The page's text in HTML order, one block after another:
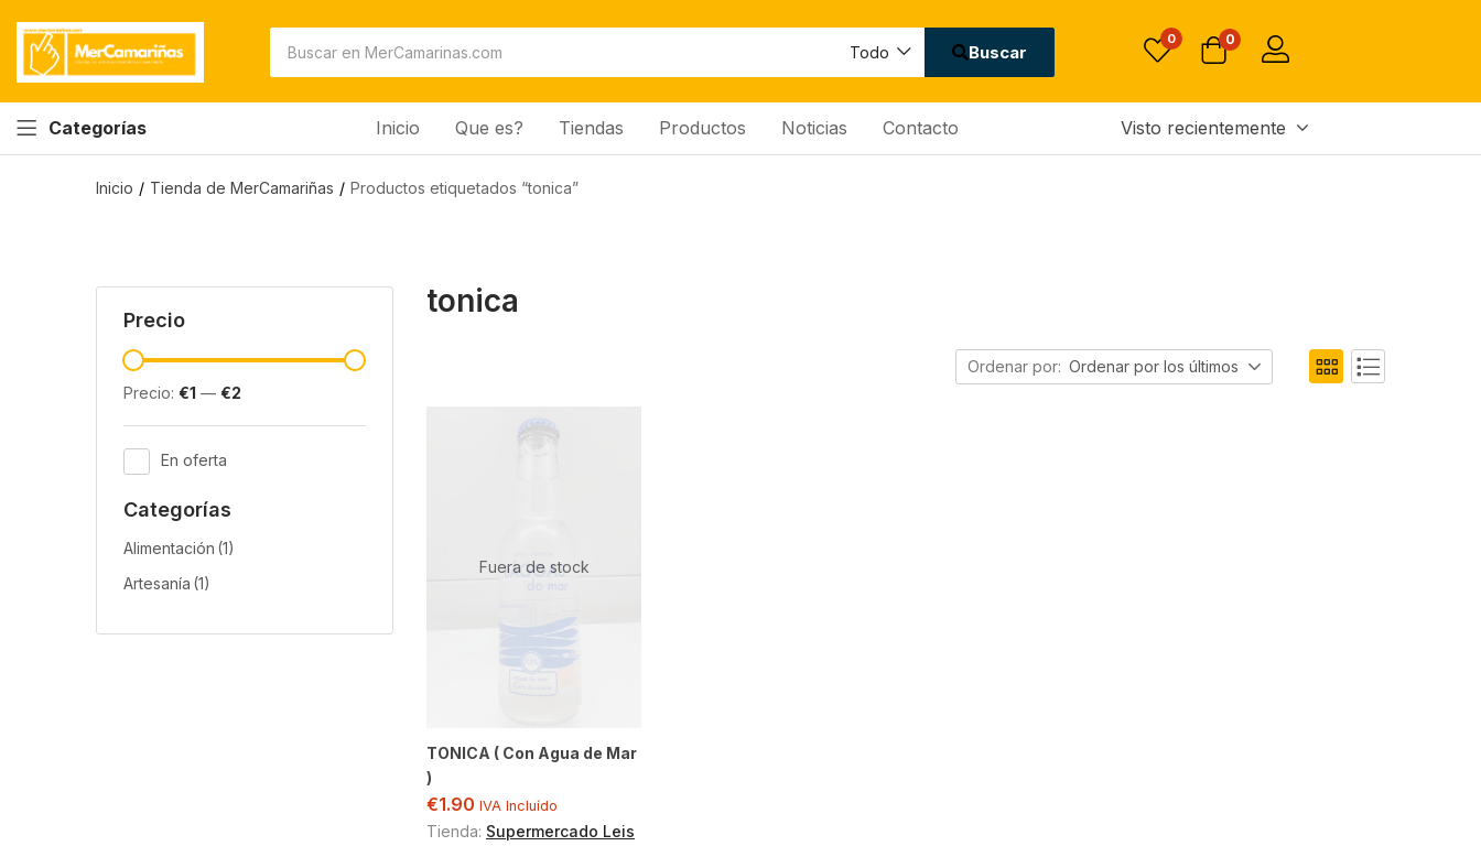
Todo Buscar
0 0
Categorías Inicio Que es? Tiendas Productos Noticias Contacto Visto recientemente
Inicio Tienda de MerCamariñas Productos etiquetados “tonica”
Precio
Precio: €1 — €2
En oferta
Categorías
Alimentación (1)
Artesanía (1)
tonica
Ordenar por: Ordenar por los últimos
Fuera de stock
TONICA ( Con Agua de Mar
)
€1.90 IVA Incluído
Tienda: Supermercado Leis